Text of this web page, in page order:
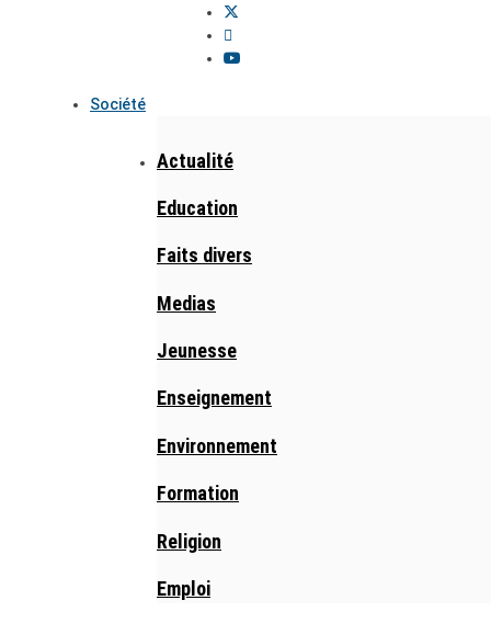
Société
Actualité
Education
Faits divers
Medias
Jeunesse
Enseignement
Environnement
Formation
Religion
Emploi